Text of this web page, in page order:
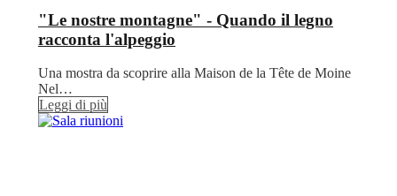
"Le nostre montagne" - Quando il legno
racconta l'alpeggio
Una mostra da scoprire alla Maison de la Tête de Moine
Nel…
Leggi di più